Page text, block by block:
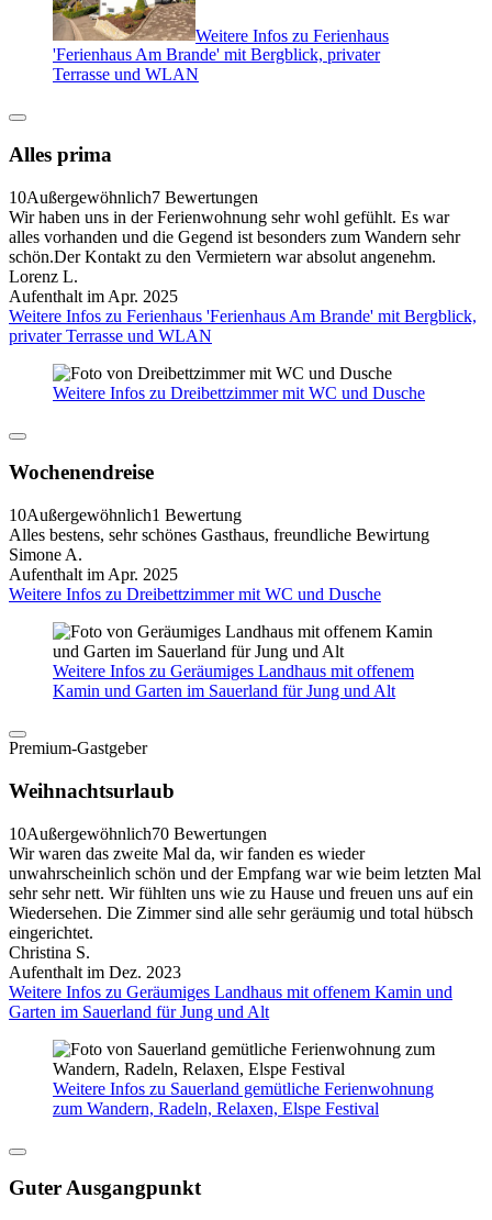
Weitere Infos zu Ferienhaus
'Ferienhaus Am Brande' mit Bergblick, privater
Terrasse und WLAN
Alles prima
10Außergewöhnlich7 Bewertungen
Wir haben uns in der Ferienwohnung sehr wohl gefühlt. Es war
alles vorhanden und die Gegend ist besonders zum Wandern sehr
schön.Der Kontakt zu den Vermietern war absolut angenehm.
Lorenz L.
Aufenthalt im Apr. 2025
Weitere Infos zu Ferienhaus 'Ferienhaus Am Brande' mit Bergblick,
privater Terrasse und WLAN
Weitere Infos zu Dreibettzimmer mit WC und Dusche
Wochenendreise
10Außergewöhnlich1 Bewertung
Alles bestens, sehr schönes Gasthaus, freundliche Bewirtung
Simone A.
Aufenthalt im Apr. 2025
Weitere Infos zu Dreibettzimmer mit WC und Dusche
Weitere Infos zu Geräumiges Landhaus mit offenem
Kamin und Garten im Sauerland für Jung und Alt
Premium-Gastgeber
Weihnachtsurlaub
10Außergewöhnlich70 Bewertungen
Wir waren das zweite Mal da, wir fanden es wieder
unwahrscheinlich schön und der Empfang war wie beim letzten Mal
sehr sehr nett. Wir fühlten uns wie zu Hause und freuen uns auf ein
Wiedersehen. Die Zimmer sind alle sehr geräumig und total hübsch
eingerichtet.
Christina S.
Aufenthalt im Dez. 2023
Weitere Infos zu Geräumiges Landhaus mit offenem Kamin und
Garten im Sauerland für Jung und Alt
Weitere Infos zu Sauerland gemütliche Ferienwohnung
zum Wandern, Radeln, Relaxen, Elspe Festival
Guter Ausgangpunkt